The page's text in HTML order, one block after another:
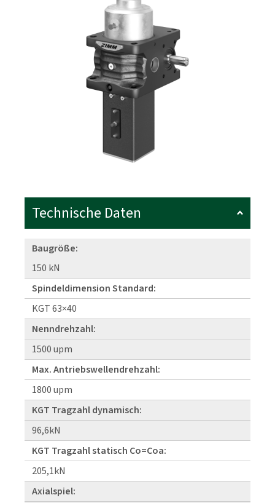
Technische Daten
Baugröße:
150 kN
Spindeldimension Standard:
KGT 63×40
Nenndrehzahl:
1500 upm
Max. Antriebswellendrehzahl:
1800 upm
KGT Tragzahl dynamisch:
96,6kN
KGT Tragzahl statisch Co=Coa:
205,1kN
Axialspiel: